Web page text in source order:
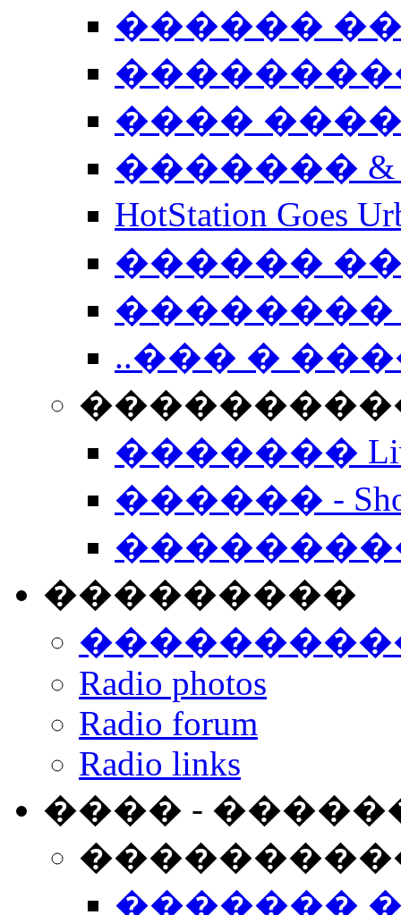
������
����
�������
HotStation
������
��������
..��� �
����������
�������
������ -
���������
Radio photos
Radio forum
Radio links
���� -
�������